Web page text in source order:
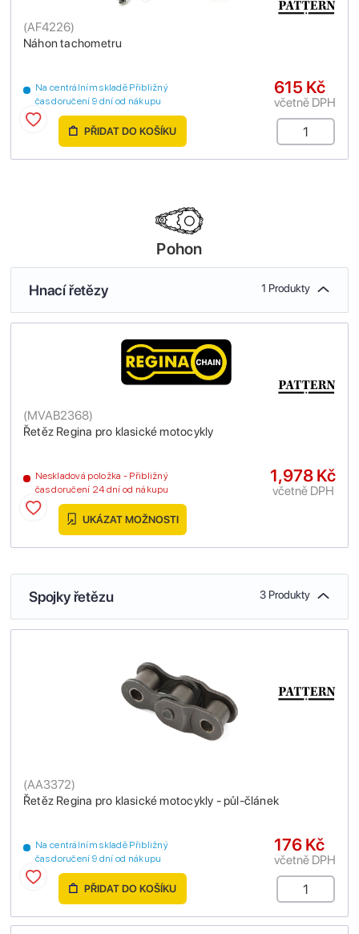
Náhon tachometru
(AF4226)
Na centrálním skladě Přibližný
čas doručení 9 dní od nákupu
615 Kč
včetně DPH
PŘIDAT DO KOŠÍKU
Pohon
Hnací řetězy 1 Produkty
Řetěz Regina pro klasické motocykly
(MVAB2368)
Neskladová položka - Přibližný
čas doručení 24 dní od nákupu
1,978 Kč
včetně DPH
UKÁZAT MOŽNOSTI
Spojky řetězu 3 Produkty
Řetěz Regina pro klasické motocykly - půl-článek
(AA3372)
Na centrálním skladě Přibližný
čas doručení 9 dní od nákupu
176 Kč
včetně DPH
PŘIDAT DO KOŠÍKU